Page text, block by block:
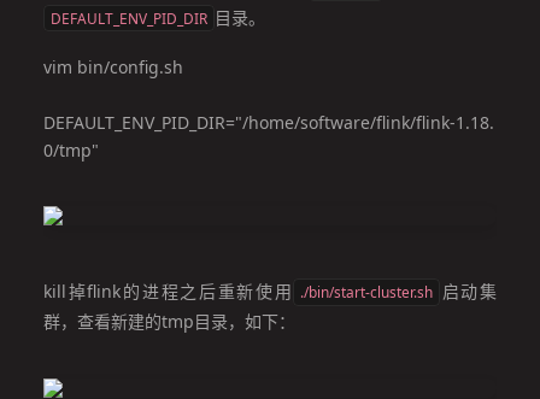
DEFAULT_ENV_PID_DIR 目录。
vim bin/config.sh
DEFAULT_ENV_PID_DIR="/home/software/flink/flink-1.18.
0/tmp"
kill掉flink的进程之后重新使用 ./bin/start-cluster.sh 启动集
群，查看新建的tmp目录，如下：